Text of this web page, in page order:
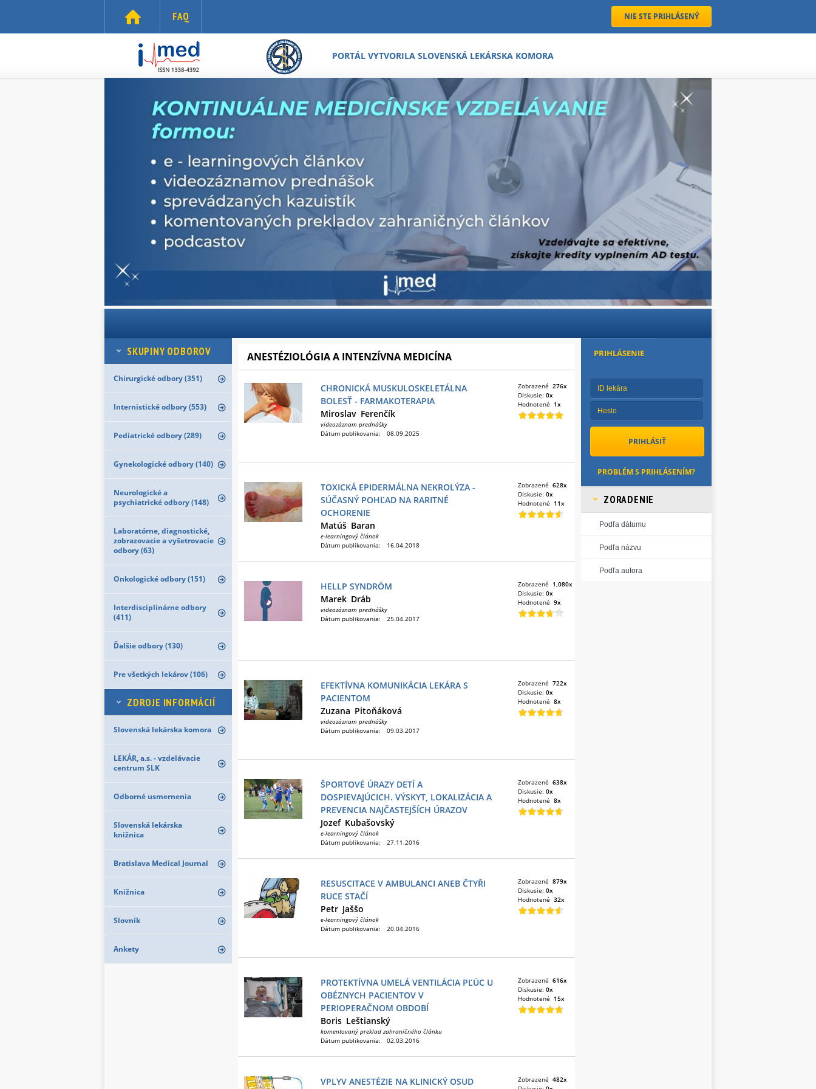
NIE STE PRIHLÁSENÝ
FAQ
PORTÁL VYTVORILA SLOVENSKÁ LEKÁRSKA KOMORA
SKUPINY ODBOROV
Chirurgické odbory (351)
Internistické odbory (553)
Pediatrické odbory (289)
Gynekologické odbory (140)
Neurologické a
psychiatrické odbory (148)
Laboratórne, diagnostické,
zobrazovacie a vyšetrovacie
odbory (63)
Onkologické odbory (151)
Interdisciplinárne odbory
(411)
Ďalšie odbory (130)
Pre všetkých lekárov (106)
ZDROJE INFORMÁCIÍ
Slovenská lekárska komora
LEKÁR, a.s. - vzdelávacie
centrum SLK
Odborné usmernenia
Slovenská lekárska
knižnica
Bratislava Medical Journal
Knižnica
Slovník
Ankety
ANESTÉZIOLÓGIA A INTENZÍVNA MEDICÍNA
CHRONICKÁ MUSKULOSKELETÁLNA
BOLESŤ - FARMAKOTERAPIA
Miroslav Ferenčík
videozáznam prednášky
Dátum publikovania:
08.09.2025
Zobrazené 276x
Diskusie: 0x
Hodnotené 1x
TOXICKÁ EPIDERMÁLNA NEKROLÝZA -
SÚČASNÝ POHĽAD NA RARITNÉ
OCHORENIE
Matúš Baran
e-learningový článok
Dátum publikovania:
16.04.2018
Zobrazené 628x
Diskusie: 0x
Hodnotené 11x
HELLP SYNDRÓM
Marek Dráb
videozáznam prednášky
Dátum publikovania:
25.04.2017
Zobrazené 1,080x
Diskusie: 0x
Hodnotené 9x
EFEKTÍVNA KOMUNIKÁCIA LEKÁRA S
PACIENTOM
Zuzana Pitoňáková
videozáznam prednášky
Dátum publikovania:
09.03.2017
Zobrazené 722x
Diskusie: 0x
Hodnotené 8x
ŠPORTOVÉ ÚRAZY DETÍ A
DOSPIEVAJÚCICH. VÝSKYT, LOKALIZÁCIA A
PREVENCIA NAJČASTEJŠÍCH ÚRAZOV
Jozef Kubašovský
e-learningový článok
Dátum publikovania:
27.11.2016
Zobrazené 638x
Diskusie: 0x
Hodnotené 8x
RESUSCITACE V AMBULANCI ANEB ČTYŘI
RUCE STAČÍ
Petr Jaššo
e-learningový článok
Dátum publikovania:
20.04.2016
Zobrazené 879x
Diskusie: 0x
Hodnotené 32x
PROTEKTÍVNA UMELÁ VENTILÁCIA PĽÚC U
OBÉZNYCH PACIENTOV V
PERIOPERAČNOM OBDOBÍ
Boris Leštianský
komentovaný preklad zahraničného článku
Dátum publikovania:
02.03.2016
Zobrazené 616x
Diskusie: 0x
Hodnotené 15x
VPLYV ANESTÉZIE NA KLINICKÝ OSUD
Zobrazené 482x
PRIHLÁSENIE
PROBLÉM S PRIHLÁSENÍM?
ZORADENIE
Podľa dátumu
Podľa názvu
Podľa autora